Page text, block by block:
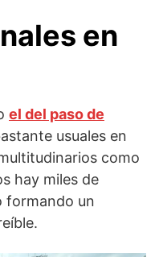
en
el del paso de
usuales en
como
hay miles de
formando un